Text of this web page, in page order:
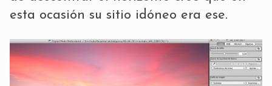
esta ocasión su sitio idóneo era ese.